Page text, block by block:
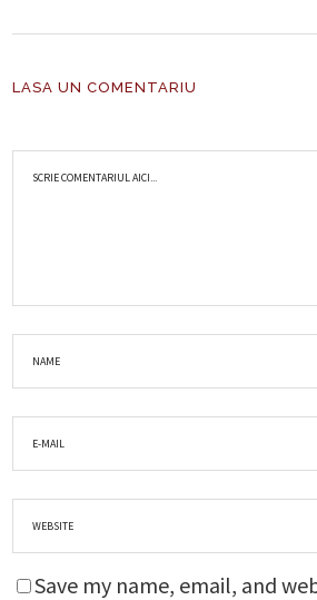
LASA UN COMENTARIU
Save my name, email, and